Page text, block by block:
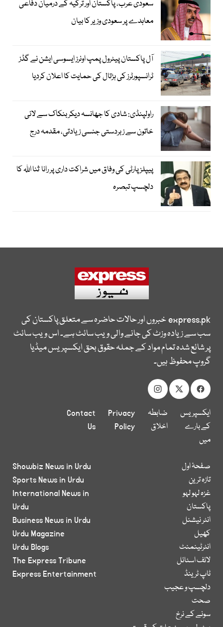
سعودی عرب، پاکستان اور ترکیہ کے درمیان دفاعی
معاہدے پر سعودی وزیر کا بیان
آل پاکستان پیٹرول پمپ اونرز ایسوسی ایشن نے گڈز
ٹرانسپورٹرز کی ہڑتال کی حمایت کا اعلان کردیا
راولپنڈی: شادی کا جھانسہ دیکر بنکاک سے لائی
خاتون سے زبردستی جنسی زیادتی، مقدمہ درج
پیپلز پارٹی کی وفاق میں شراکت داری پر رانا ثنا اللہ کا
دلچسپ تبصرہ
express.pkخبروں اور حالات حاضرہ سے متعلق پاکستان کی
سب سے زیادہ وزٹ کی جانے والی ویب سائٹ ہے۔ اس ویب سائٹ
پر شائع شدہ تمام مواد کے جملہ حقوق بحق ایکسپریس میڈیا
گروپ محفوظ ہیں۔
ایکسپریس
کے بارے
میں
ضابطہ
اخلاق
Privacy
Policy
Contact
Us
صفحۂ اول
تازہ ترین
غزہ لہو لہو
پاکستان
انٹر نیشنل
کھیل
انٹرٹینمنٹ
لائف اسٹائل
ٹاپ ٹرینڈ
دلچسپ و عجیب
صحت
سونے کے نرخ
Showbiz News in Urdu
Sports News in Urdu
International News in
Urdu
Business News in Urdu
Urdu Magazine
Urdu Blogs
The Express Tribune
Express Entertainment